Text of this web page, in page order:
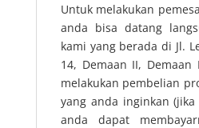
Untuk melakukan
anda bisa datang
kami yang berada di Jl.
14, Demaan II, Demaan
melakukan pembelian
yang anda inginkan
anda dapat